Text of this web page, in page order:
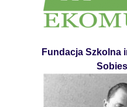
Fundacja Szkolna